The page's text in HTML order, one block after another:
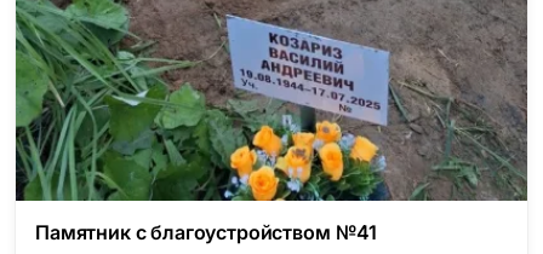
Памятник с благоустройством №41